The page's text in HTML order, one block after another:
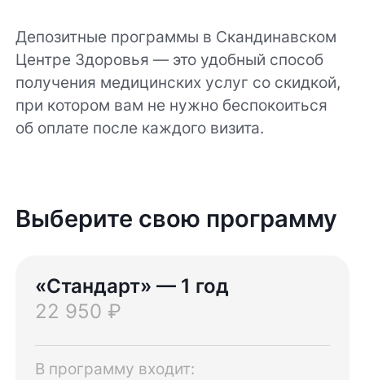
Депозитные программы в Скандинавском
Центре Здоровья — это удобный способ
получения медицинских услуг со скидкой,
при котором вам не нужно беспокоиться
об оплате после каждого визита.
Выберите свою программу
«Стандарт» — 1 год
22 950 ₽
В программу входит: